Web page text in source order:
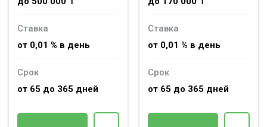
Ставка
от 0,01 % в день
Срок
от 65 до 365 дней
Ставка
от 0,01 % в день
Срок
от 65 до 365 дней